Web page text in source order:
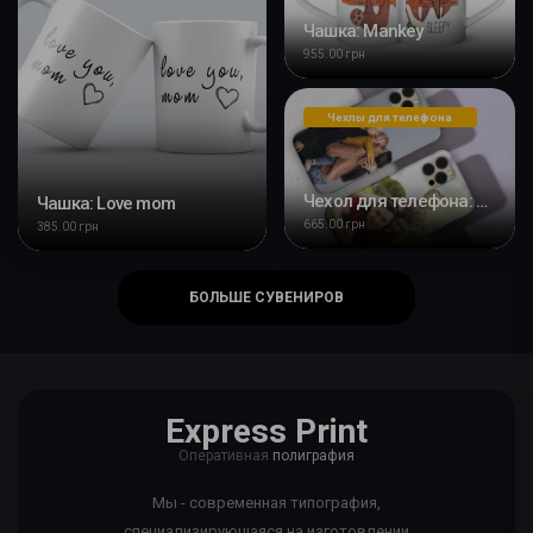
Чашка: Love mom
385.00 грн
Чашка: Mankey
955.00 грн
Чехлы для телефона
Чехол для телефона: Семья
665.00 грн
БОЛЬШЕ СУВЕНИРОВ
Express Print
Оперативная полиграфия
Мы - современная типография,